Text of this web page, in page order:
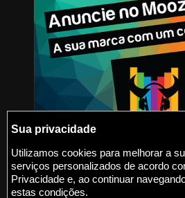
@2015-2026 Moozyca
Sua privacidade
Utilizamos cookies para melhorar a
serviços personalizados de acordo
Privacidade e, ao continuar
estas condições.